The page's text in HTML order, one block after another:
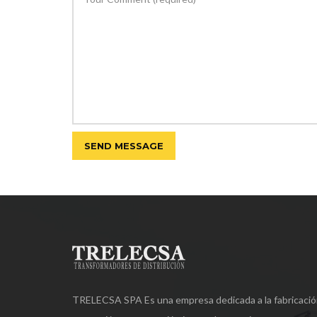
TRELECSA SPA Es una empresa dedicada a la